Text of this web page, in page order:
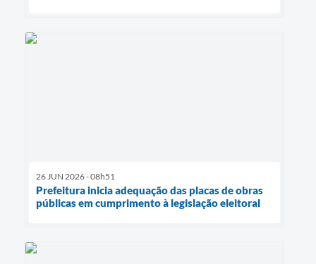
26 JUN 2026 - 08h51
Prefeitura inicia adequação das placas de obras
públicas em cumprimento à legislação eleitoral